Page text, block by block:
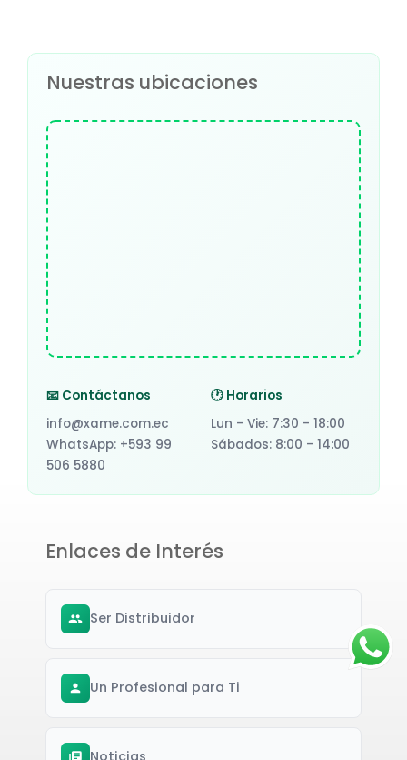
Nuestras ubicaciones
📧 Contáctanos
info@xame.com.ec
WhatsApp: +593 99
506 5880
🕐 Horarios
Lun - Vie: 7:30 - 18:00
Sábados: 8:00 - 14:00
Enlaces de Interés
Ser Distribuidor
Un Profesional para Ti